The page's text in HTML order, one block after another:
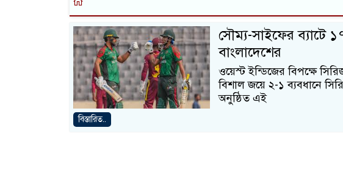
সৌম্য-সাইফের ব্যাটে
বাংলাদেশের
ওয়েস্ট ইন্ডিজের বিপক্ষে
বিশাল জয়ে ২-১ ব্যবধানে
অনুষ্ঠিত এই
বিস্তারিত..